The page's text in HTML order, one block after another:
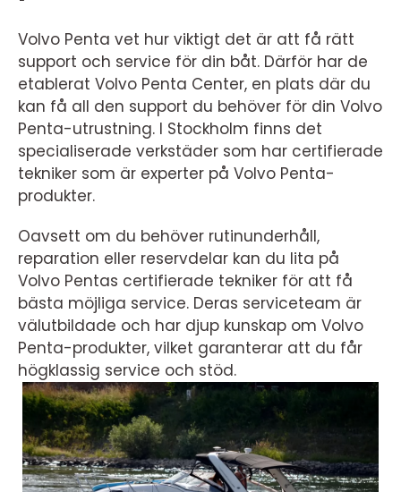
Volvo Penta vet hur viktigt det är att få rätt
support och service för din båt. Därför har de
etablerat Volvo Penta Center, en plats där du
kan få all den support du behöver för din Volvo
Penta-utrustning. I Stockholm finns det
specialiserade verkstäder som har certifierade
tekniker som är experter på Volvo Penta-
produkter.
Oavsett om du behöver rutinunderhåll,
reparation eller reservdelar kan du lita på
Volvo Pentas certifierade tekniker för att få
bästa möjliga service. Deras serviceteam är
välutbildade och har djup kunskap om Volvo
Penta-produkter, vilket garanterar att du får
högklassig service och stöd.